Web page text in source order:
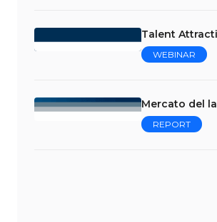
Talent
WEBINAR
Mercato del
REPORT